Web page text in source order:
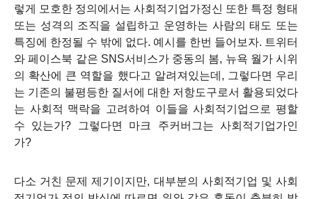
렇게 모호한 정의에서는 사회적기업가정신 또한 특정 형태
또는 성격의 조직을 설립하고 운영하는 사람의 태도 또는
특징에 한정될 수 밖에 없다. 예시를 한번 들어보자. 트위터
와 페이스북 같은 SNS서비스가 중동의 봄, 뉴욕 월가 시위
의 확산에 큰 역할을 했다고 알려져있는데, 그렇다면 우리
는 기존의 불평등한 질서에 대한 저항도구로서 활용되었다
는 사회적 맥락을 고려하여 이들을 사회적기업으로 평할
수 있는가? 그렇다면 마크 주커버그는 사회적기업가인
가?
다소 거친 문제 제기이지만, 대부분의 사회적기업 및 사회